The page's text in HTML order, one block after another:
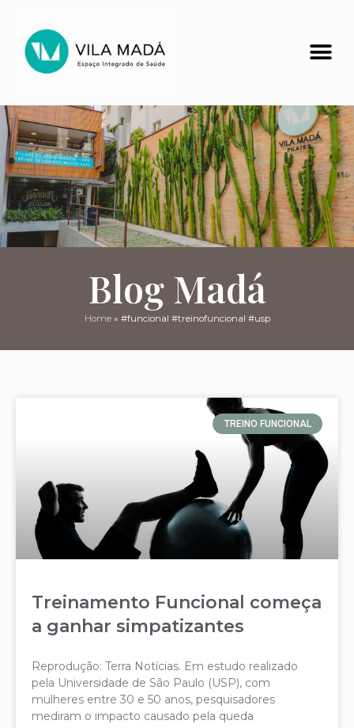
Blog Madá
Home» #funcional #treinofuncional #usp
TREINO FUNCIONAL
Treinamento Funcional começa
a ganhar simpatizantes
Reprodução: Terra Notícias. Em estudo realizado
pela Universidade de São Paulo (USP), com
mulheres entre 30 e 50 anos, pesquisadores
mediram o impacto causado pela queda